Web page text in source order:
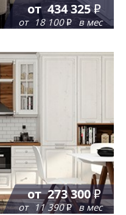
от 434 325
от 18 100 в мес
от 273 300
от 11 390 в мес